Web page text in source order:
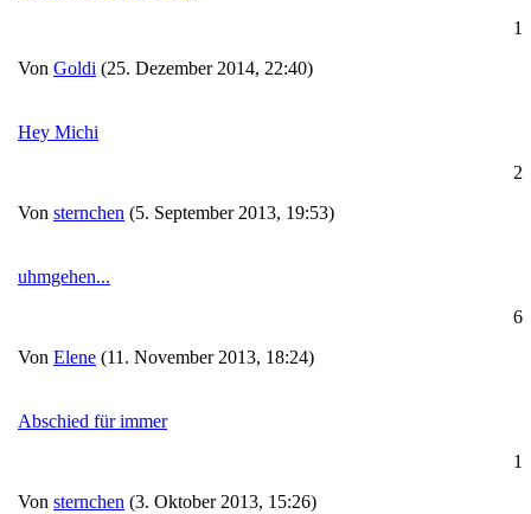
Von Goldi (25. Dezember 2014, 22:40)
1
Hey Michi
Von sternchen (5. September 2013, 19:53)
2
uhmgehen...
Von Elene (11. November 2013, 18:24)
6
Abschied für immer
Von sternchen (3. Oktober 2013, 15:26)
1